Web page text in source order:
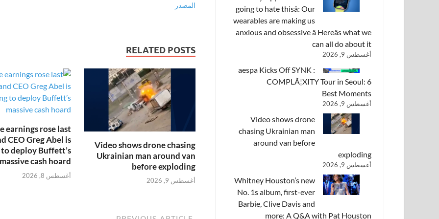
المصدر
RELATED POSTS
Video shows drone chasing
Ukrainian man around van
before exploding
أغسطس 9, 2026
earnings rose last
CEO Greg Abel is
deploy Buffett’s
massive cash hoard
أغسطس 8, 2026
going to hate thisâ: Our
wearables are making us
anxious and obsessive â Hereâs what we
can all do about it
أغسطس 9, 2026
aespa Kicks Off SYNK :
COMPLÃ¦XITY Tour in Seoul: 6
Best Moments
أغسطس 9, 2026
Video shows drone
chasing Ukrainian man
around van before
exploding
أغسطس 9, 2026
Whitney Houston’s new
No. 1s album, first-ever
Barbie, Clive Davis and
more: A Q&A with Pat Houston